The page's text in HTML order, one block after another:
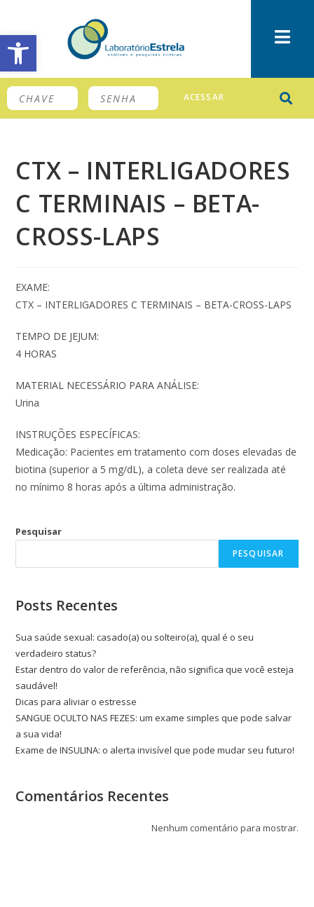
Barra de Ferramentas Aberta
ACESSAR
CTX – INTERLIGADORES
C TERMINAIS – BETA-
CROSS-LAPS
EXAME:
CTX – INTERLIGADORES C TERMINAIS – BETA-CROSS-LAPS
TEMPO DE JEJUM:
4 HORAS
MATERIAL NECESSÁRIO PARA ANÁLISE:
Urina
INSTRUÇÕES ESPECÍFICAS:
Medicação: Pacientes em tratamento com doses elevadas de
biotina (superior a 5 mg/dL), a coleta deve ser realizada até
no mínimo 8 horas após a última administração.
Pesquisar
PESQUISAR
Posts Recentes
Sua saúde sexual: casado(a) ou solteiro(a), qual é o seu
verdadeiro status?
Estar dentro do valor de referência, não significa que você esteja
saudável!
Dicas para aliviar o estresse
SANGUE OCULTO NAS FEZES: um exame simples que pode salvar
a sua vida!
Exame de INSULINA: o alerta invisível que pode mudar seu futuro!
Comentários Recentes
Nenhum comentário para mostrar.